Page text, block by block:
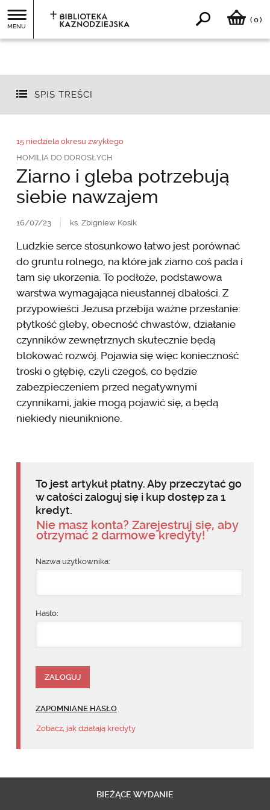
MENU
( 0)
SPIS TREŚCI
15 niedziela okresu zwykłego
HOMILIA DO DOROSŁYCH
Ziarno i gleba potrzebują
siebie nawzajem
16/07/23 ks. Zbigniew Kosik
Ludzkie serce stosunkowo łatwo jest porównać
do gruntu rolnego, na które jak ziarno coś pada i
tam się ukorzenia. To podłoże, podstawowa
warstwa wymagająca nieustannej dbałości. Z
przypowieści Jezusa przebija ważne przesłanie:
płytkość gleby, obecność chwastów, działanie
czynników zewnętrznych skutecznie będą
blokować rozwój. Pojawia się więc konieczność
troski o głębię, czyli czegoś, co będzie
zabezpieczeniem przed negatywnymi
czynnikami, jakie mogą pojawić się, a będą
niekiedy nieuniknione.
To jest artykuł płatny. Aby przeczytać go
w całości zaloguj się i kup dostęp za 1
kredyt.
Nie masz konta? Zarejestruj się, aby
otrzymać 2 darmowe kredyty!
Nazwa użytkownika:
Hasło:
ZAPOMNIANE HASŁO
Zobacz, jak działają kredyty
BIEŻĄCE WYDANIE